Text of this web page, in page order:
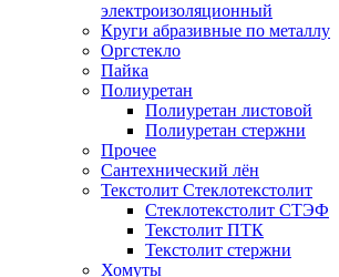
электроизоляционный
Круги абразивные по металлу
Оргстекло
Пайка
Полиуретан
Полиуретан листовой
Полиуретан стержни
Прочее
Сантехнический лён
Текстолит Стеклотекстолит
Стеклотекстолит СТЭФ
Текстолит ПТК
Текстолит стержни
Хомуты